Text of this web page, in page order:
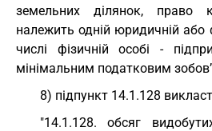
земельних ділянок, право
належить одній юридичній або
числі фізичній особі -
мінімальним податковим
8) підпункт 14.1.128
"14.1.128. обсяг